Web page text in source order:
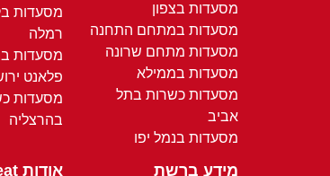
מסעדות בצפון
מסעדות במתחם התחנה
מסעדות מתחם שרונה
מסעדות בממילא
מסעדות כשרות בתל
אביב
מסעדות בנמל יפו
מסעדות
רמלה
מסעדות
פלאנט
מסעדות
בהרצליה
מידע ברשת אודות 2eat